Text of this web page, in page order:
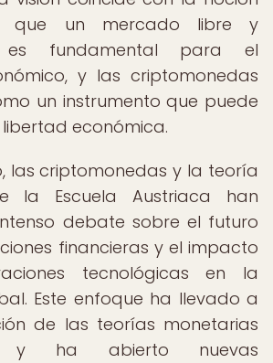
que un mercado libre y
es fundamental para el
y las criptomonedas
un instrumento que puede
económica.
las criptomonedas y la teoría
la Escuela Austriaca han
debate sobre el futuro
financieras y el impacto
tecnológicas en la
Este enfoque ha llevado a
de las teorías monetarias
y ha abierto nuevas